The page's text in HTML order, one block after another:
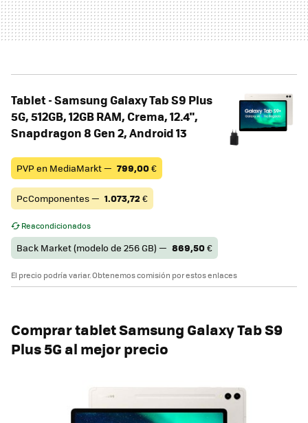
Tablet - Samsung Galaxy Tab S9 Plus
5G, 512GB, 12GB RAM, Crema, 12.4",
Snapdragon 8 Gen 2, Android 13
PVP en MediaMarkt — 799,00€
PcComponentes — 1.073,72 €
Reacondicionados
Back Market (modelo de 256 GB) — 869,50€
El precio podría variar. Obtenemos comisión por estos enlaces
Comprar tablet Samsung Galaxy Tab S9
Plus 5G al mejor precio